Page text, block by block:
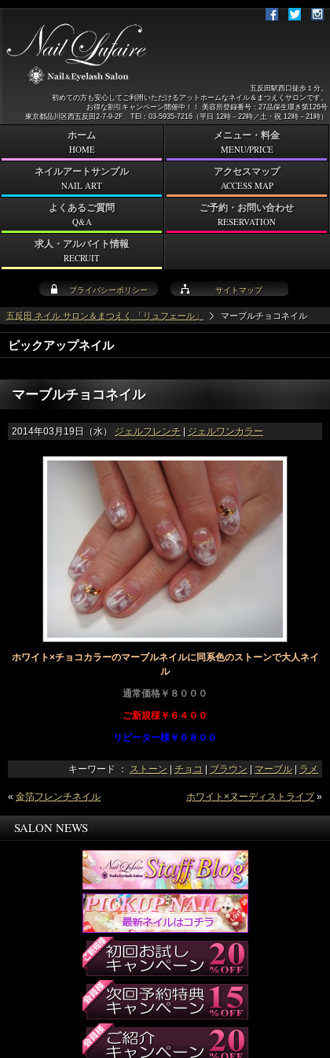
五反田 ネイル サロン＆まつえく 「リュフェール」 マーブルチョコネイル
ピックアップネイル
マーブルチョコネイル
2014年03月19日（水） ジェルフレンチ | ジェルワンカラー
ホワイト×チョコカラーのマーブルネイルに同系色のストーンで大人ネイ
ル
通常価格￥８０００
ご新規様￥６４００
リピーター様￥６８００
キーワード ： ストーン | チョコ | ブラウン | マーブル | ラメ
« 金箔フレンチネイル ホワイト×ヌーディストライプ»
SALON NEWS
プライバシーポリシー サイトマップ
五反田駅西口徒歩１分。
初めての方も安心してご利用いただけるアットホームなネイル＆まつえくサロンです。
お得な割引キャンペーン開催中！！ 美容所登録番号：27品保生環き第126号
東京都品川区西五反田2-7-9-2F TEl：03-5935-7216（平日 12時－22時／土・祝 12時－21時）
ホーム
HOME
メニュー・料金
MENU/PRICE
ネイルアートサンプル
NAIL ART
アクセスマップ
ACCESS MAP
よくあるご質問
Q&A
ご予約・お問い合わせ
RESERVATION
求人・アルバイト情報
RECRUIT